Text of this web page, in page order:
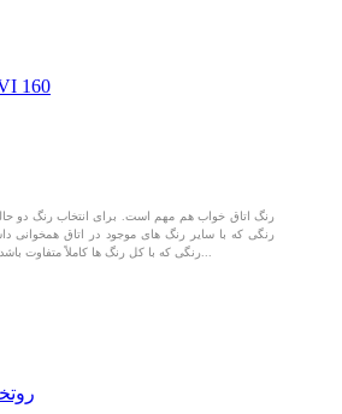
رنگ اتاق خواب هم مهم است. برای انتخاب رنگ دو
رنگی كه با سایر رنگ های موجود در اتاق همخوانی